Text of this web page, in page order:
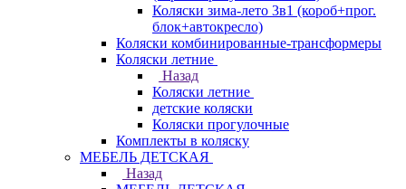
Коляски зима-лето 3в1 (короб+прог.
блок+автокресло)
Коляски комбинированные-трансформеры
Коляски летние
Назад
Коляски летние
детские коляски
Коляски прогулочные
Комплекты в коляску
МЕБЕЛЬ ДЕТСКАЯ
Назад